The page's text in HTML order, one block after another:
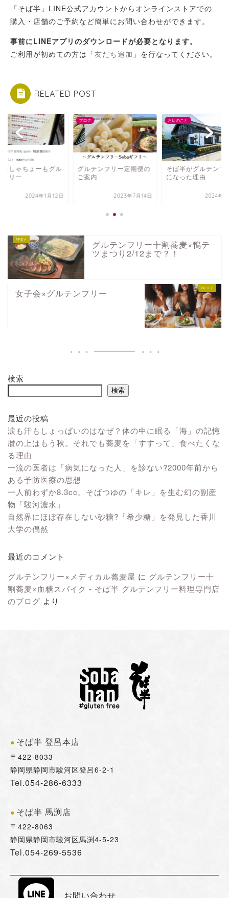
「そば半」LINE公式アカウントからオンラインストアでの
購入・店舗のご予約など簡単にお問い合わせができます。
事前にLINEアプリのダウンロードが必要となります。
ご利用が初めての方は「友だち追加 」を行なってください。
RELATED POST
めしゃちょーもグル
フリー
2024年1月12日
ブログ
グルテンフリー定期便の
ご案内
2023年7月14日
お店のこと
そば半がグルテンフ
になった理由
2024年3
グルテンフリー十割蕎麦×鴨テ
ツまつり2/12まで？！
女子会×グルテンフリー
検索
検索
最近の投稿
涙も汗もしょっぱいのはなぜ？体の中に眠る「海」の記憶
暦の上はもう秋。それでも蕎麦を「すすって」食べたくな
る理由
一流の医者は「病気になった人」を診ない?2000年前から
ある予防医療の思想
一人前わずか8.3cc。そばつゆの「キレ」を生む幻の副産
物「駿河濃水」
自然界にほぼ存在しない砂糖?「希少糖」を発見した香川
大学の偶然
最近のコメント
グルテンフリー×メディカル蕎麦屋 に グルテンフリー十
割蕎麦×血糖スパイク - そば半 グルテンフリー料理専門店
のブログ より
そば半 登呂本店
〒422-8033
静岡県静岡市駿河区登呂6-2-1
Tel.054-286-6333
そば半 馬渕店
〒422-8063
静岡県静岡市駿河区馬渕4-5-23
Tel.054-269-5536
お問い合わせ